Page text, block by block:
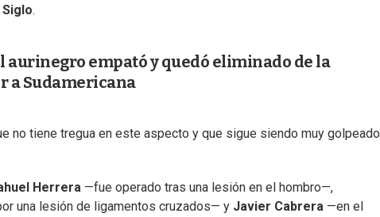
.
aurinegro empató y quedó eliminado de la
a Sudamericana
no tiene tregua en este aspecto y que sigue siendo muy golpeado
Herrera —fue operado tras una lesión en el hombro—,
una lesión de ligamentos cruzados— y Javier Cabrera —en el